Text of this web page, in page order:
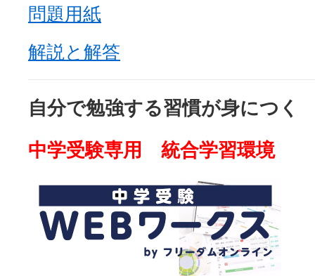
問題用紙
解説と解答
自分で勉強する習慣が身につく
中学受験専用 統合学習環境